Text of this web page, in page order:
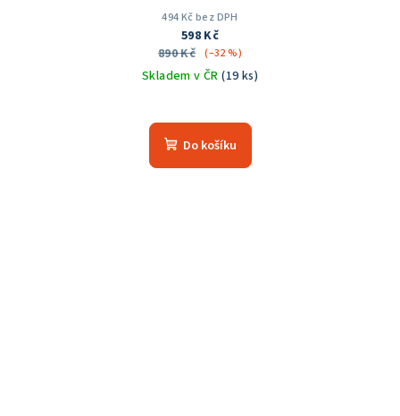
494 Kč bez DPH
598 Kč
890 Kč (–32 %)
Skladem v ČR(19 ks)
Do košíku